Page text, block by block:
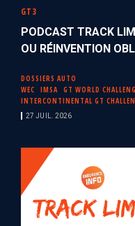
GT3
PODCAST TRACK
OU RÉINVENTION
DOSSIERS AUTO
WEC
IMSA GT WORLD
INTERCONTINENTAL GT
27 JUIL. 2026